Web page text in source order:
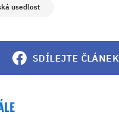
usedlost
SDÍLEJTE ČLÁNEK